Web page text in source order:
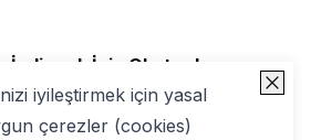
iyileştirmek için yasal
çerezler (cookies)
İndirmek İçin Okutun!